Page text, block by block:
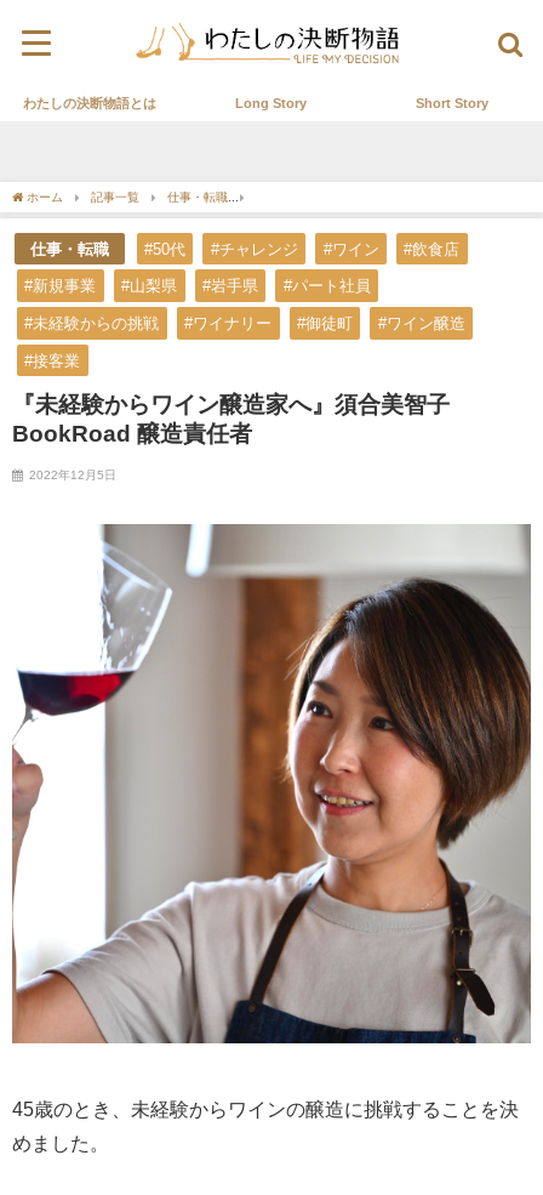
わたしの決断物語とは Long Story Short Story
ホーム 記事一覧 仕事・転職
仕事・転職 #50代 #チャレンジ #ワイン #飲食店
#新規事業 #山梨県 #岩手県 #パート社員
#未経験からの挑戦 #ワイナリー #御徒町 #ワイン醸造
#接客業
『未経験からワイン醸造家へ』須合美智子
BookRoad 醸造責任者
2022年12月5日
45歳のとき、未経験からワインの醸造に挑戦することを決
めました。